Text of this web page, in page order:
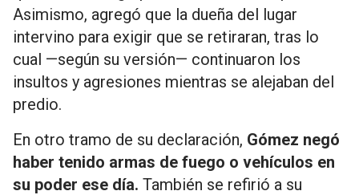
Asimismo, agregó que la dueña del lugar
intervino para exigir que se retiraran, tras lo
cual —según su versión— continuaron los
insultos y agresiones mientras se alejaban del
predio.
En otro tramo de su declaración, Gómez negó
haber tenido armas de fuego o vehículos en
su poder ese día. También se refirió a su